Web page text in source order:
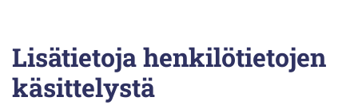
Lisätietoja henkilötietojen
käsittelystä